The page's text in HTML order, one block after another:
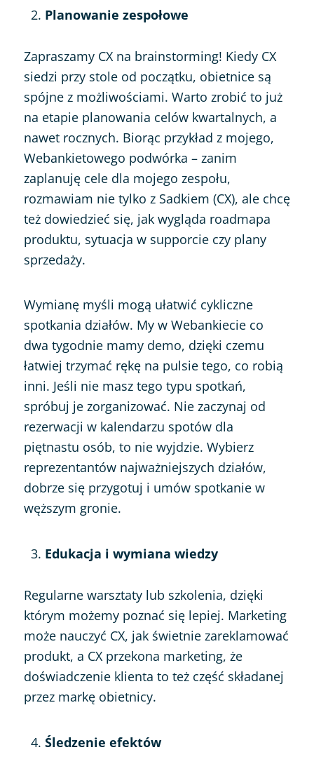
Planowanie zespołowe
Zapraszamy CX na brainstorming! Kiedy CX
siedzi przy stole od początku, obietnice są
spójne z możliwościami. Warto zrobić to już
na etapie planowania celów kwartalnych, a
nawet rocznych. Biorąc przykład z mojego,
Webankietowego podwórka – zanim
zaplanuję cele dla mojego zespołu,
rozmawiam nie tylko z Sadkiem (CX), ale chcę
też dowiedzieć się, jak wygląda roadmapa
produktu, sytuacja w supporcie czy plany
sprzedaży.
Wymianę myśli mogą ułatwić cykliczne
spotkania działów. My w Webankiecie co
dwa tygodnie mamy demo, dzięki czemu
łatwiej trzymać rękę na pulsie tego, co robią
inni. Jeśli nie masz tego typu spotkań,
spróbuj je zorganizować. Nie zaczynaj od
rezerwacji w kalendarzu spotów dla
piętnastu osób, to nie wyjdzie. Wybierz
reprezentantów najważniejszych działów,
dobrze się przygotuj i umów spotkanie w
węższym gronie.
Edukacja i wymiana wiedzy
Regularne warsztaty lub szkolenia, dzięki
którym możemy poznać się lepiej. Marketing
może nauczyć CX, jak świetnie zareklamować
produkt, a CX przekona marketing, że
doświadczenie klienta to też część składanej
przez markę obietnicy.
Śledzenie efektów